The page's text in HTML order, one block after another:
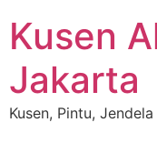
Kusen
Jakarta
Kusen, Pintu,